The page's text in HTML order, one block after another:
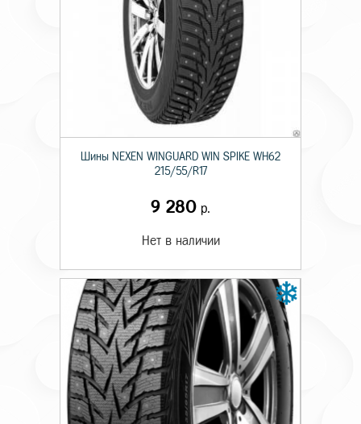
Шины NEXEN WINGUARD WIN SPIKE WH62
215/55/R17
9 280 р.
Нет в наличии